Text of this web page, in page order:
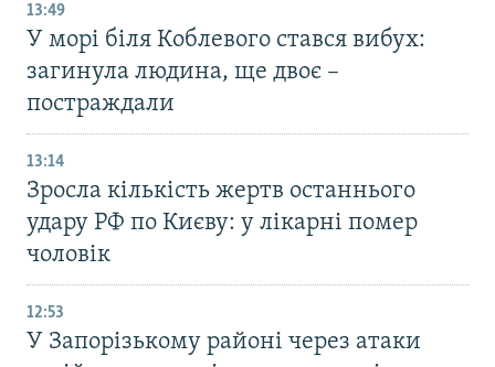
13:49
У морі біля Коблевого стався вибух:
загинула людина, ще двоє –
постраждали
13:14
Зросла кількість жертв останнього
удару РФ по Києву: у лікарні помер
чоловік
12:53
У Запорізькому районі через атаки